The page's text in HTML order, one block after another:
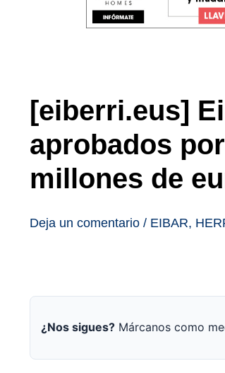
[eiberri.eus]
aprobados
millones de
Deja un comentario / EIBAR,
¿Nos sigues? Márcanos como